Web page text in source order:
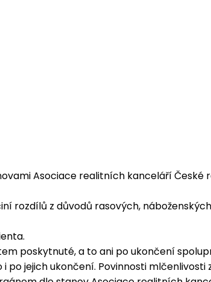
Asociace realitních kanceláří
rozdílů z důvodů rasových,
poskytnuté, a to ani po ukončení
jejich ukončení. Povinnosti